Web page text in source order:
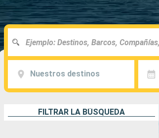
Nuestros destinos
FILTRAR LA BÚSQUEDA